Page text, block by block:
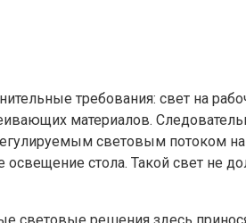
требования: свет на
материалов.
световым потоком
стола. Такой свет не